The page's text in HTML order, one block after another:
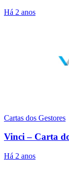
Há 2 anos
Cartas dos Gestores
Vinci – Carta
Há 2 anos